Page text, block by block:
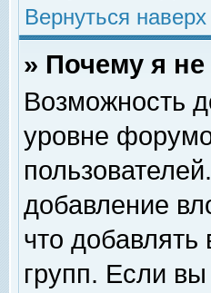
Вернуться наверх
» Почему я
Возможность
уровне
добавление
что
групп. Если